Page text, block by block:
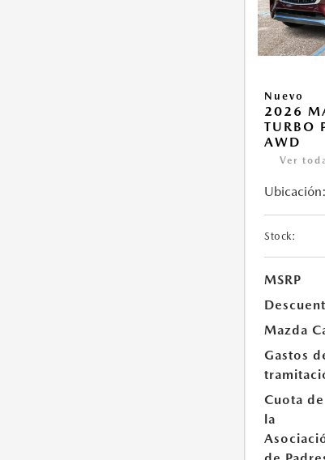
Nuevo
2026
TURBO
AWD
Ver
Ubicación:
Stock:
MSRP
Mazda
Gastos
Cuota de
la